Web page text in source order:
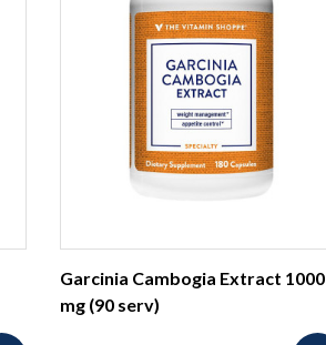
Garcinia Cambogia Extract 1000
mg (90 serv)